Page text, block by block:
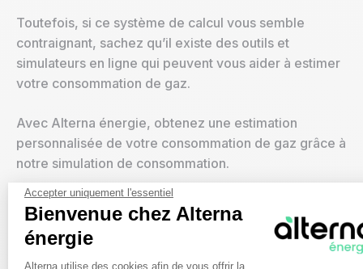
Toutefois, si ce système de calcul vous semble
contraignant, sachez qu’il existe des outils et
simulateurs en ligne qui peuvent vous aider à estimer
votre consommation de gaz.
Avec Alterna énergie, obtenez une estimation
personnalisée de votre consommation de gaz grâce à
notre simulation de consommation.
Vous pouvez également contacter un conseiller
Alterna énergie par téléphone au 05 49 52 76 76
(prix d'un appel local : du lundi au vendredi de 8h00
à 20h00 et samedi 8h00 à 18h00) qui vous guidera
Accepter uniquement l'essentiel
Bienvenue chez Alterna
énergie
Plateforme de Gestion du
Alterna utilise des cookies afin de vous offrir la